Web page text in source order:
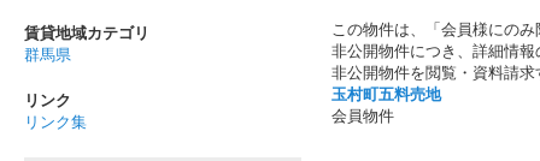
この物件は、「会員様にの
非公開物件につき、詳細情
非公開物件を閲覧・資料請
玉村町五料売地
会員物件
賃貸地域カテゴリ
群馬県
リンク
リンク集